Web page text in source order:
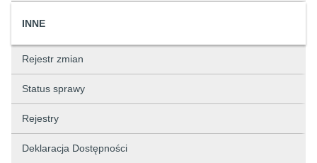
INNE
Rejestr zmian
Status sprawy
Rejestry
Deklaracja Dostępności